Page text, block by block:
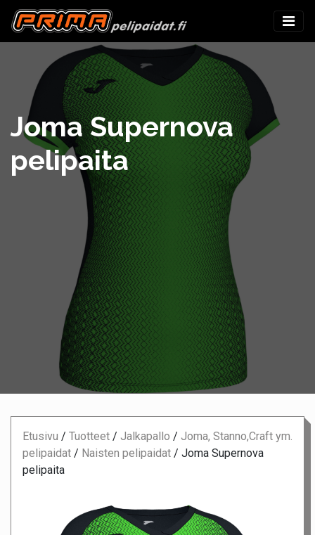
Joma Supernova
pelipaita
Etusivu / Tuotteet / Jalkapallo / Joma, Stanno,Craft ym.
pelipaidat / Naisten pelipaidat / Joma Supernova
pelipaita